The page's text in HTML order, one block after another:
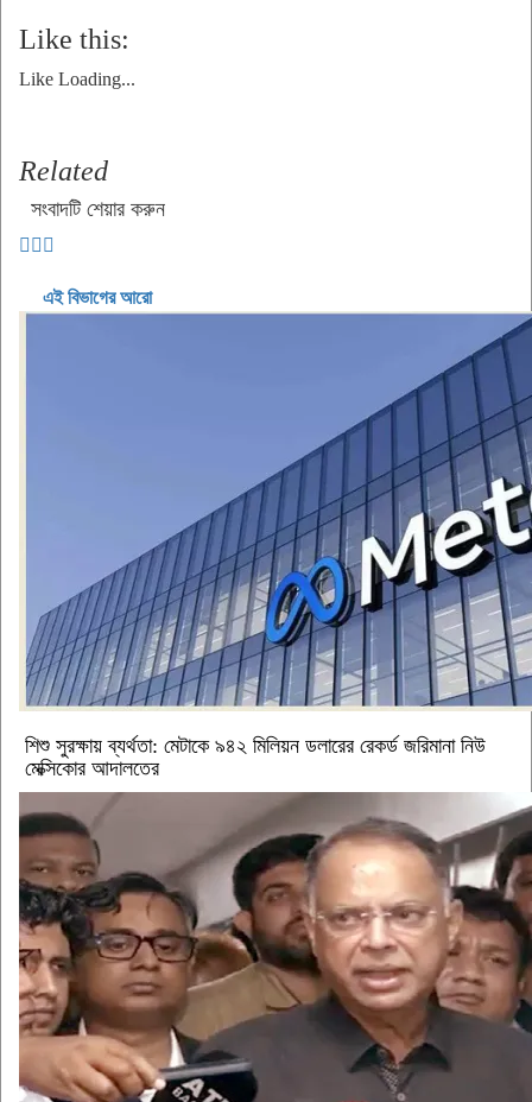
Like this:
Like Loading...
Related
সংবাদটি শেয়ার করুন
এই বিভাগের আরো
শিশু সুরক্ষায় ব্যর্থতা: মেটাকে ৯৪২ মিলিয়ন ডলারের রেকর্ড জরিমানা নিউ
মেক্সিকোর আদালতের